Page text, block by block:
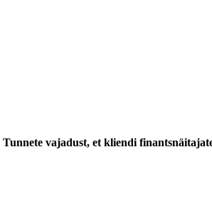
vajadust, et kliendi